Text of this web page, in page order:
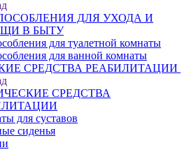
ДЛЯ УХОДА И
В БЫТУ
для туалетной комнаты
для ванной комнаты
СРЕДСТВА РЕАБИЛИТАЦИИ
СРЕДСТВА
для суставов
сиденья